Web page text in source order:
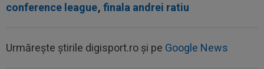
conference league, finala andrei ratiu
Urmărește știrile digisport.ro și pe Google News